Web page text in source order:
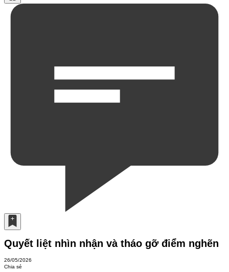
Quyết liệt nhìn nhận và tháo gỡ điểm nghẽn
26/05/2026
Chia sẻ